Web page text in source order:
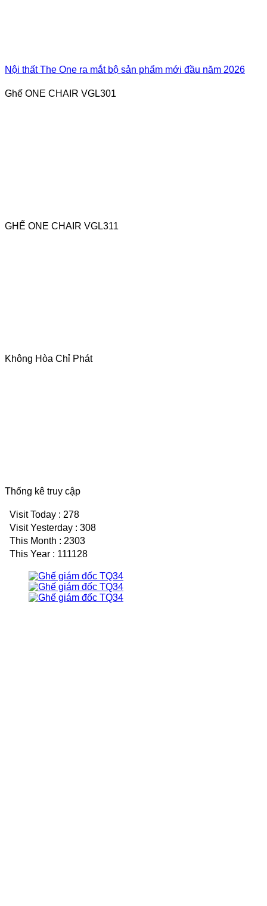
Nội thất The One ra mắt bộ sản phẩm mới đầu năm 2026
Ghế ONE CHAIR VGL301
GHẾ ONE CHAIR VGL311
Không Hòa Chỉ Phát
Thống kê truy cập
Visit Today : 278
Visit Yesterday : 308
This Month : 2303
This Year : 111128